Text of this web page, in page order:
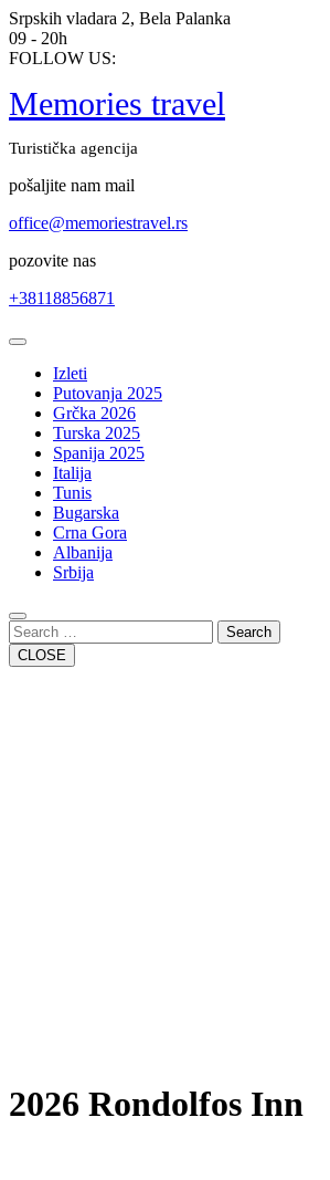
Skip
to
content
Srpskih vladara 2, Bela Palanka
09 - 20h
FOLLOW US:
Memories travel
Turistička agencija
pošaljite nam mail
office@memoriestravel.rs
pozovite nas
+38118856871
Open
ButtonIzleti
Putovanja 2025
Grčka 2026
Turska 2025
Spanija 2025
Italija
Tunis
Bugarska
Crna Gora
Albanija
Srbija
Close
Button
Search
CLOSE
2026 Rondolfos Inn